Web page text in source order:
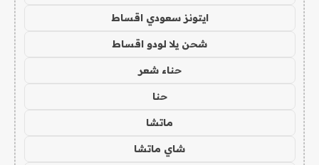
ايتونز سعودي اقساط
شحن يلا لودو اقساط
حناء شعر
حنا
ماتشا
شاي ماتشا